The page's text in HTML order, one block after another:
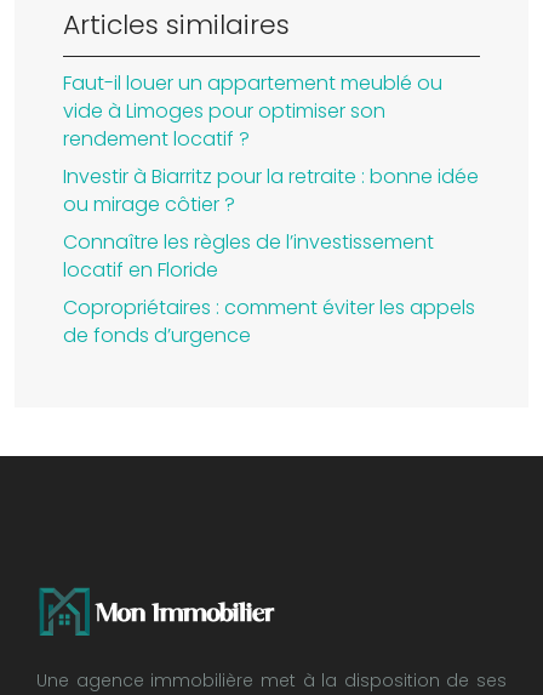
Articles similaires
Faut-il louer un appartement meublé ou
vide à Limoges pour optimiser son
rendement locatif ?
Investir à Biarritz pour la retraite : bonne idée
ou mirage côtier ?
Connaître les règles de l’investissement
locatif en Floride
Copropriétaires : comment éviter les appels
de fonds d’urgence
Une agence immobilière met à la disposition de ses